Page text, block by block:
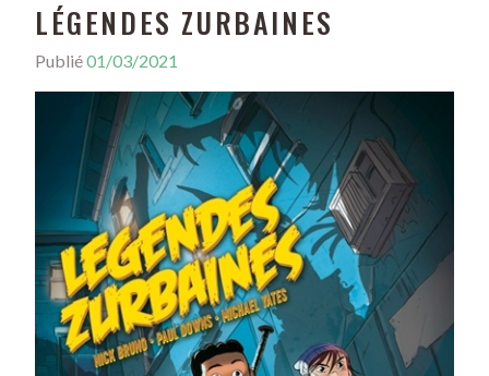
LÉGENDES ZURBAINES
Publié01/03/2021